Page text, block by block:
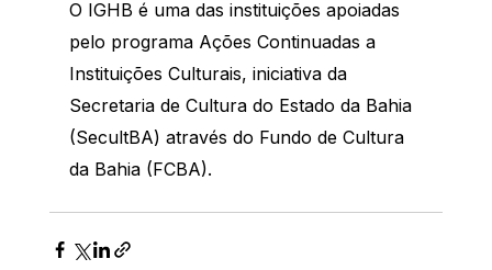
O IGHB é uma das instituições apoiadas
pelo programa Ações Continuadas a
Instituições Culturais, iniciativa da
Secretaria de Cultura do Estado da Bahia
(SecultBA) através do Fundo de Cultura
da Bahia (FCBA).